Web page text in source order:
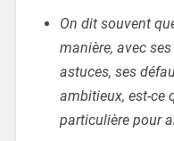
On dit souvent
manière, avec
astuces, ses
ambitieux, est-ce
particulière pour